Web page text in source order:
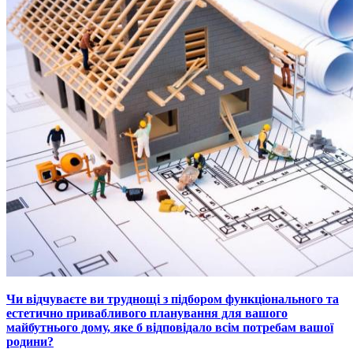
Чи відчуваєте ви труднощі з підбором функціонального та
естетично привабливого планування для вашого
майбутнього дому, яке б відповідало всім потребам вашої
родини?